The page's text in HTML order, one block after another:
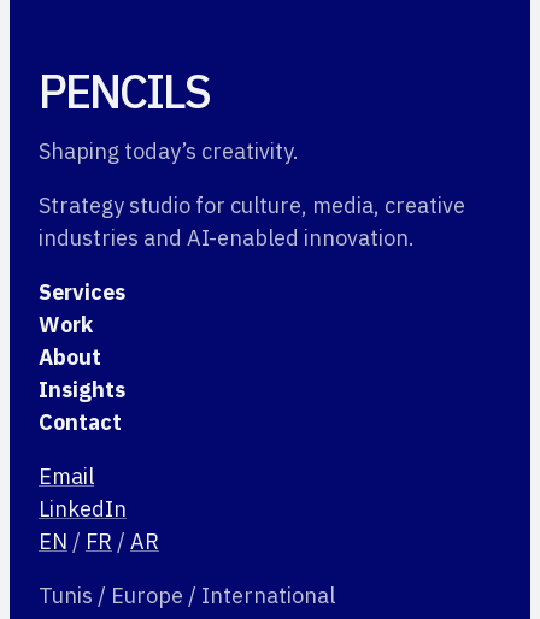
PENCILS
Shaping today’s creativity.
Strategy studio for culture, media, creative
industries and AI-enabled innovation.
Services
Work
About
Insights
Contact
Email
LinkedIn
EN / FR / AR
Tunis / Europe / International